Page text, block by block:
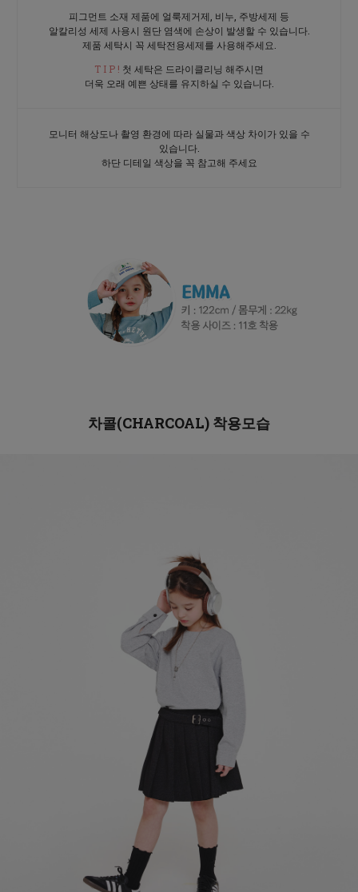
피그먼트 소재 제품에 얼룩제거제, 비누, 주방세제 등
알칼리성 세제 사용시 원단 염색에 손상이 발생할 수 있습니다.
제품 세탁시 꼭 세탁전용세제를 사용해주세요.
T I P ! 첫 세탁은 드라이클리닝 해주시면
더욱 오래 예쁜 상태를 유지하실 수 있습니다.
모니터 해상도나 촬영 환경에 따라 실물과 색상 차이가 있을 수
있습니다.
하단 디테일 색상을 꼭 참고해 주세요
차콜(CHARCOAL)